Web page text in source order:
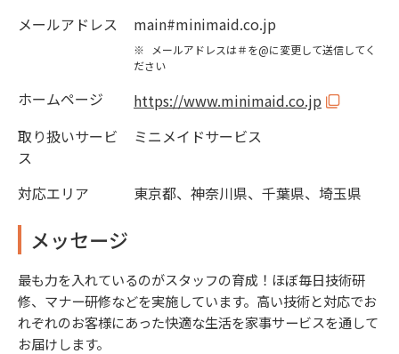
メールアドレス
main#minimaid.co.jp
※
メールアドレスは＃を@に変更して送信してく
ださい
ホームページ
https://www.minimaid.co.jp
取り扱いサービ
ス
ミニメイドサービス
対応エリア 東京都、神奈川県、千葉県、埼玉県
メッセージ
最も力を入れているのがスタッフの育成！ほぼ毎日技術研
修、マナー研修などを実施しています。高い技術と対応でお
れぞれのお客様にあった快適な生活を家事サービスを通して
お届けします。